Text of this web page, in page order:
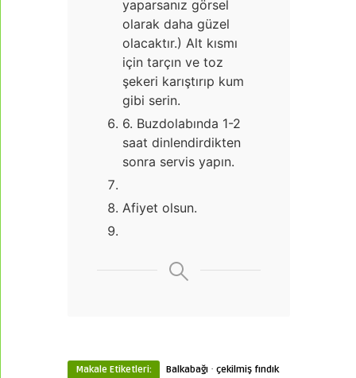
yaparsanız görsel
olarak daha güzel
olacaktır.) Alt kısmı
için tarçın ve toz
şekeri karıştırıp kum
gibi serin.
6. Buzdolabında 1-2
saat dinlendirdikten
sonra servis yapın.
Afiyet olsun.
Makale Etiketleri: Balkabağı · çekilmiş fındık